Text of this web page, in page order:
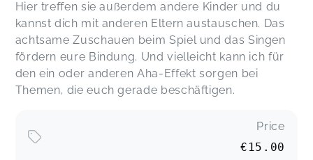
Hier treffen sie außerdem andere Kinder und du
kannst dich mit anderen Eltern austauschen. Das
achtsame Zuschauen beim Spiel und das Singen
fördern eure Bindung. Und vielleicht kann ich für
den ein oder anderen Aha-Effekt sorgen bei
Themen, die euch gerade beschäftigen.
Price
€15.00